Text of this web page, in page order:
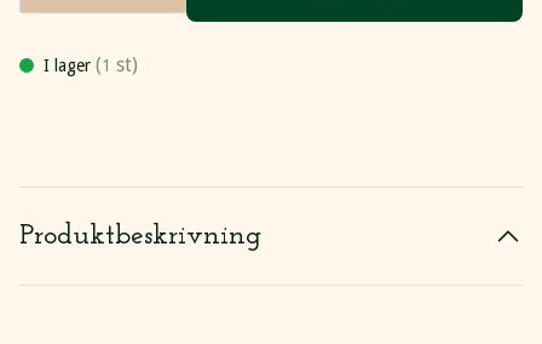
I lager (1 st)
Produktbeskrivning